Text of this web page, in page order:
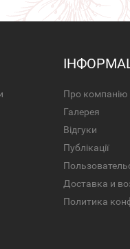
Про компанію
Галерея
Відгуки
Публікації
Доставка и
Политика